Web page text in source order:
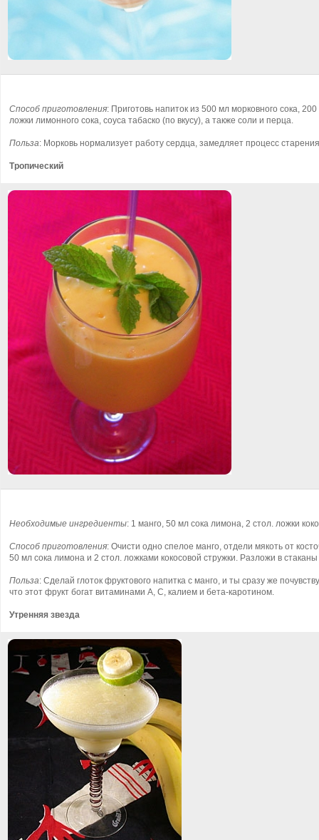
Способ приготовления: Приготовь напиток из 500 мл морковного сока,
ложки лимонного сока, соуса табаско (по вкусу), а также соли и перца.
Польза: Морковь нормализует работу сердца, замедляет процесс
Тропический
Необходимые ингредиенты: 1 манго, 50 мл сока лимона, 2 стол. ложки
Способ приготовления: Очисти одно спелое манго, отдели мякоть от
50 мл сока лимона и 2 стол. ложками кокосовой стружки. Разложи в
Польза: Сделай глоток фруктового напитка с манго, и ты сразу же
что этот фрукт богат витаминами А, С, калием и бета-каротином.
Утренняя звезда